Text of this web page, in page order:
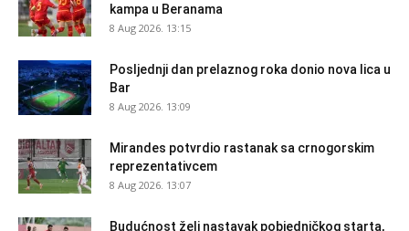
kampa u Beranama
8 Aug 2026. 13:15
Posljednji dan prelaznog roka donio nova lica u
Bar
8 Aug 2026. 13:09
Mirandes potvrdio rastanak sa crnogorskim
reprezentativcem
8 Aug 2026. 13:07
Budućnost želi nastavak pobjedničkog starta,